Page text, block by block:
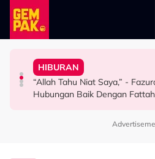
Skip to main content
VIRAL
“Benda Kecil Je, Tapi Dah 7
Younarae Kongsi Sikap Suami,
HIBURAN
“Allah Tahu Niat Saya,” -
Hubungan Baik Dengan
HIBURAN
Big Stage Rocketfuel:
Kimiey & Qilo Reda -
HIBURAN
Penampilan Di KLFW Dikritik,
Dengan Hati Terbuka - “Kami